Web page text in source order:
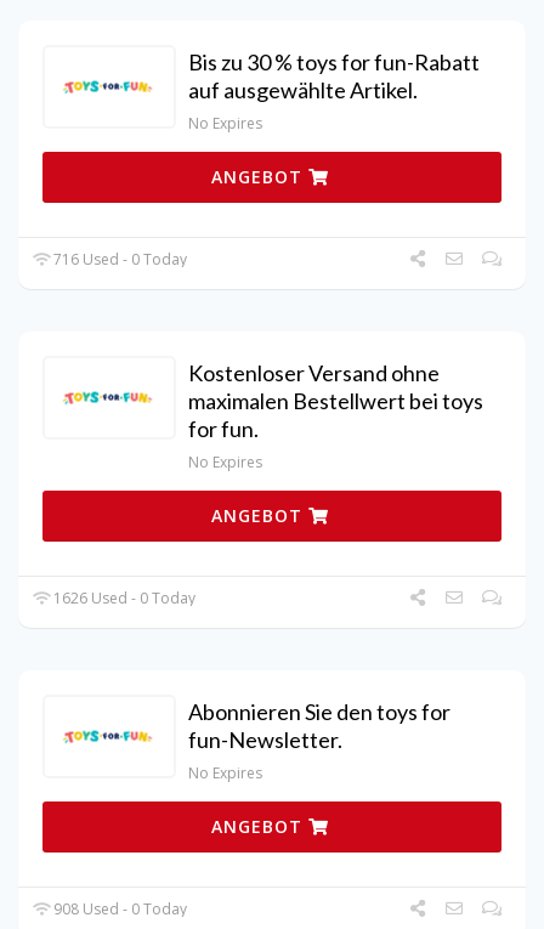
Bis zu 30 % toys for fun-Rabatt
auf ausgewählte Artikel.
No Expires
ANGEBOT
716 Used - 0 Today
Kostenloser Versand ohne
maximalen Bestellwert bei toys
for fun.
No Expires
ANGEBOT
1626 Used - 0 Today
Abonnieren Sie den toys for
fun-Newsletter.
No Expires
ANGEBOT
908 Used - 0 Today